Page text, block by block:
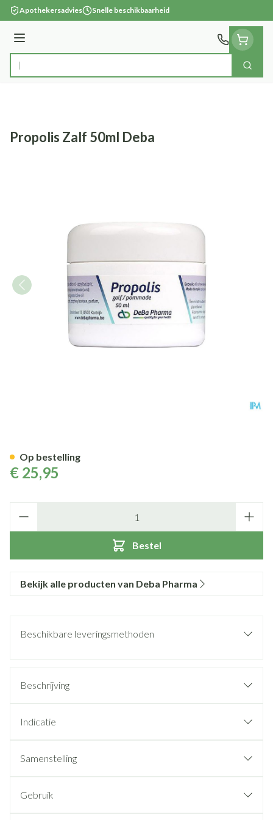
Ga naar de inhoud
Apothekersadvies Snelle beschikbaarheid
Menu
Product, merk, categorie... Zoek
Propolis Zalf 50ml Deba
€ 25,95
Bestel
Op bestelling
Bekijk alle producten van Deba Pharma
Beschikbare leveringsmethoden
Beschrijving
Indicatie
Samenstelling
Gebruik